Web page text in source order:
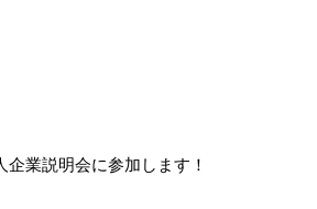
業説明会に参加します！